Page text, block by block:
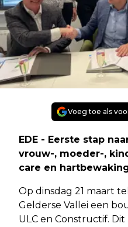
Voeg toe als
EDE - Eerste stap
vrouw-, moeder-,
care en
Op dinsdag 21 maart
Gelderse Vallei een
ULC en Constructif.